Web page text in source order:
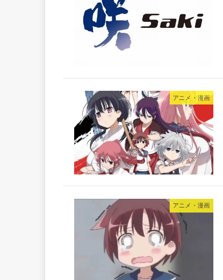
アニメ・漫画
アニメ・漫画